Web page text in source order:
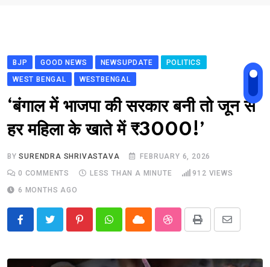
BJP GOOD NEWS NEWSUPDATE
POLITICS
WEST BENGAL
WESTBENGAL
‘बंगाल में भाजपा की सरकार बनी तो जून से
हर महिला के खाते में ₹3000!’
BYSURENDRA SHRIVASTAVA
FEBRUARY 6, 2026
0 COMMENTS LESS THAN A MINUTE 912 VIEWS
6 MONTHS AGO
PinterestWhatsappCloud StumbleUpon
Print
Share
Email